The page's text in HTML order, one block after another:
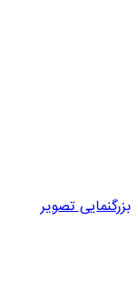
بزرگنمایی تصویر